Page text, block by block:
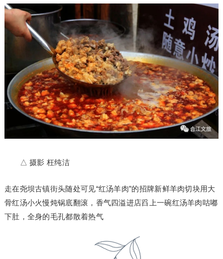
△ 摄影 枉纯洁
走在尧坝古镇街头随处可见“红汤羊肉”的招牌新鲜羊肉切块用大
骨红汤小火慢炖锅底翻滚，香气四溢进店舀上一碗红汤羊肉咕嘟
下肚，全身的毛孔都散着热气